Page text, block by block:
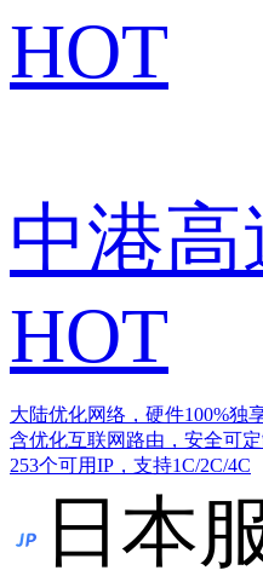
HOT
中港
HOT
大陆优化网络，硬件100%独
含优化互联网路由，安全可定
253个可用IP，支持1C/2C/4C
日本